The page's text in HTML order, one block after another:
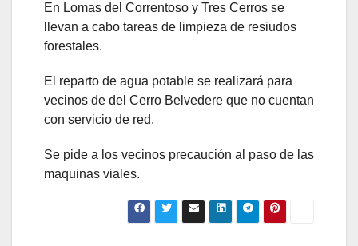
En Lomas del Correntoso y Tres Cerros se
llevan a cabo tareas de limpieza de resiudos
forestales.
El reparto de agua potable se realizará para
vecinos de del Cerro Belvedere que no cuentan
con servicio de red.
Se pide a los vecinos precaución al paso de las
maquinas viales.